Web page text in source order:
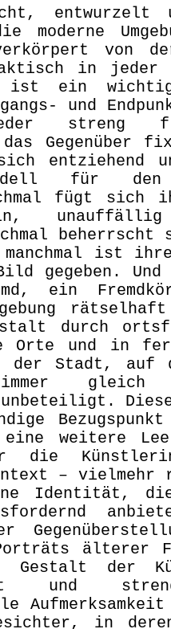
entwurzelt
moderne
von
in jeder
ist ein
und
streng
Gegenüber
entziehend
für den
fügt sich
beherrscht
manchmal ist
gegeben.
ein
durch
Orte und in
der Stadt, auf
gleich
unbeteiligt.
weitere
die
–
Identität,
Porträts älterer
Gestalt der
und
in